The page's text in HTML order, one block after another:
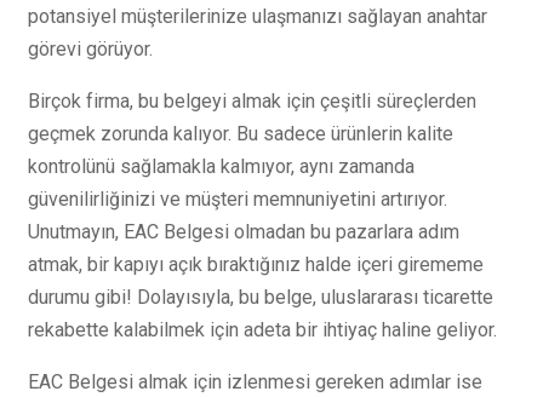
potansiyel müşterilerinize ulaşmanızı sağlayan anahtar
görevi görüyor.
Birçok firma, bu belgeyi almak için çeşitli süreçlerden
geçmek zorunda kalıyor. Bu sadece ürünlerin kalite
kontrolünü sağlamakla kalmıyor, aynı zamanda
güvenilirliğinizi ve müşteri memnuniyetini artırıyor.
Unutmayın, EAC Belgesi olmadan bu pazarlara adım
atmak, bir kapıyı açık bıraktığınız halde içeri girememe
durumu gibi! Dolayısıyla, bu belge, uluslararası ticarette
rekabette kalabilmek için adeta bir ihtiyaç haline geliyor.
EAC Belgesi almak için izlenmesi gereken adımlar ise